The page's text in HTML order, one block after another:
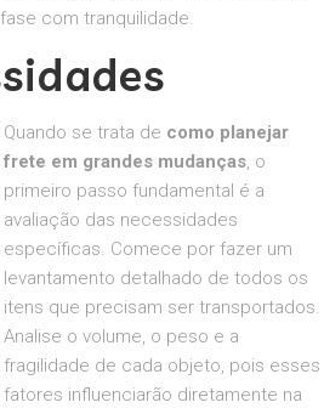
com tranquilidade.
Quando se trata de como planejar
frete em grandes mudanças, o
primeiro passo fundamental é a
avaliação das necessidades
específicas. Comece por fazer um
levantamento detalhado de todos os
itens que precisam ser transportados.
Analise o volume, o peso e a
fragilidade de cada objeto, pois esses
fatores influenciarão diretamente na